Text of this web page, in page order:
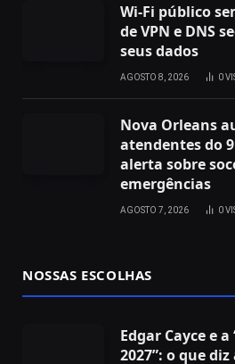
Wi‑Fi público
de VPN e DNS
seus dados
AGOSTO 8, 2026 0
Nova Orleans
atendentes do
alerta sobre
emergências
AGOSTO 7, 2026 0
NOSSAS ESCOLHAS
Edgar Cayce e
2027”: o que